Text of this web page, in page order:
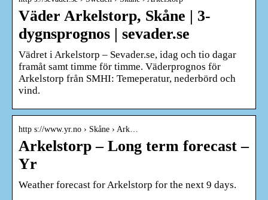
Väder Arkelstorp, Skåne | 3-
dygnsprognos | sevader.se
Vädret i Arkelstorp – Sevader.se, idag och tio dagar
framåt samt timme för timme. Väderprognos för
Arkelstorp från SMHI: Temeperatur, nederbörd och
vind.
http s://www.yr.no › Skåne › Ark…
Arkelstorp – Long term forecast –
Yr
Weather forecast for Arkelstorp for the next 9 days.